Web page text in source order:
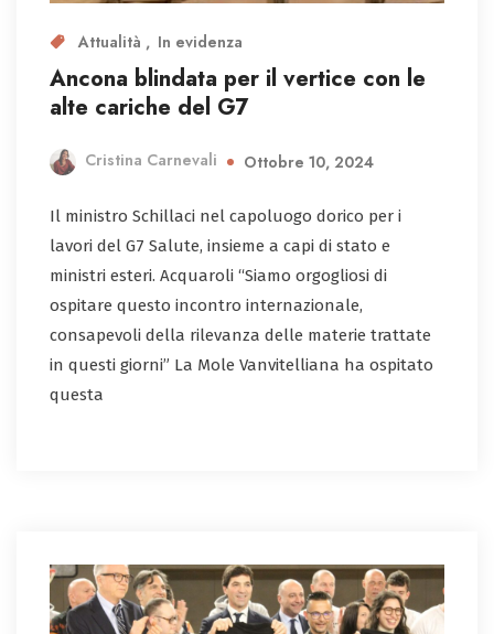
Attualità In evidenza
Ancona blindata per il vertice con le
alte cariche del G7
Cristina Carnevali Ottobre 10, 2024
Il ministro Schillaci nel capoluogo dorico per i
lavori del G7 Salute, insieme a capi di stato e
ministri esteri. Acquaroli “Siamo orgogliosi di
ospitare questo incontro internazionale,
consapevoli della rilevanza delle materie trattate
in questi giorni” La Mole Vanvitelliana ha ospitato
questa